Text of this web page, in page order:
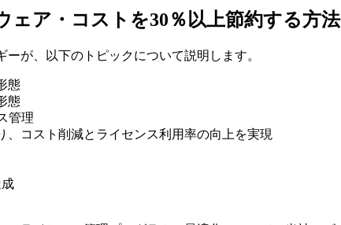
ェア・コストを30％以上節約する方法
が、以下のトピックについて説明します。
態
態
管理
コスト削減とライセンス利用率の向上を実現